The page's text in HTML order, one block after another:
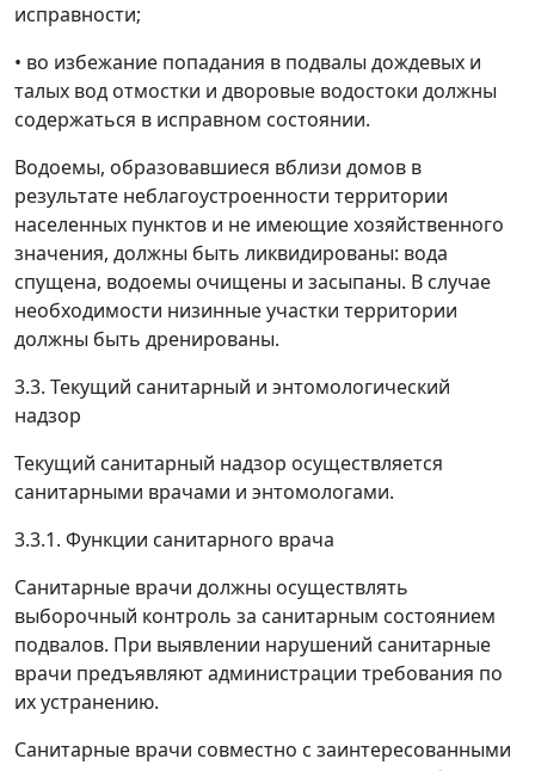
исправности;
• во избежание попадания в подвалы дождевых и
талых вод отмостки и дворовые водостоки должны
содержаться в исправном состоянии.
Водоемы, образовавшиеся вблизи домов в
результате неблагоустроенности территории
населенных пунктов и не имеющие хозяйственного
значения, должны быть ликвидированы: вода
спущена, водоемы очищены и засыпаны. В случае
необходимости низинные участки территории
должны быть дренированы.
3.3. Текущий санитарный и энтомологический
надзор
Текущий санитарный надзор осуществляется
санитарными врачами и энтомологами.
3.3.1. Функции санитарного врача
Санитарные врачи должны осуществлять
выборочный контроль за санитарным состоянием
подвалов. При выявлении нарушений санитарные
врачи предъявляют администрации требования по
их устранению.
Санитарные врачи совместно с заинтересованными